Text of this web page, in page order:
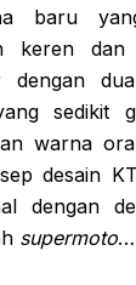
baru
keren
sedikit
warna
desain
dengan
supermoto…